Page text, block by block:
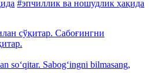
#эпчиллик ва ношудлик ҳақида
сўқитар. Сабоғингни
so‘qitar. Sabog‘ingni bilmasang,